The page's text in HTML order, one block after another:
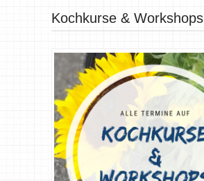
Kochkurse & Workshops